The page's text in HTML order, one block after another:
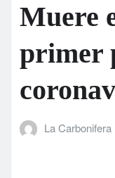
Muere
primer
La Carbonifera